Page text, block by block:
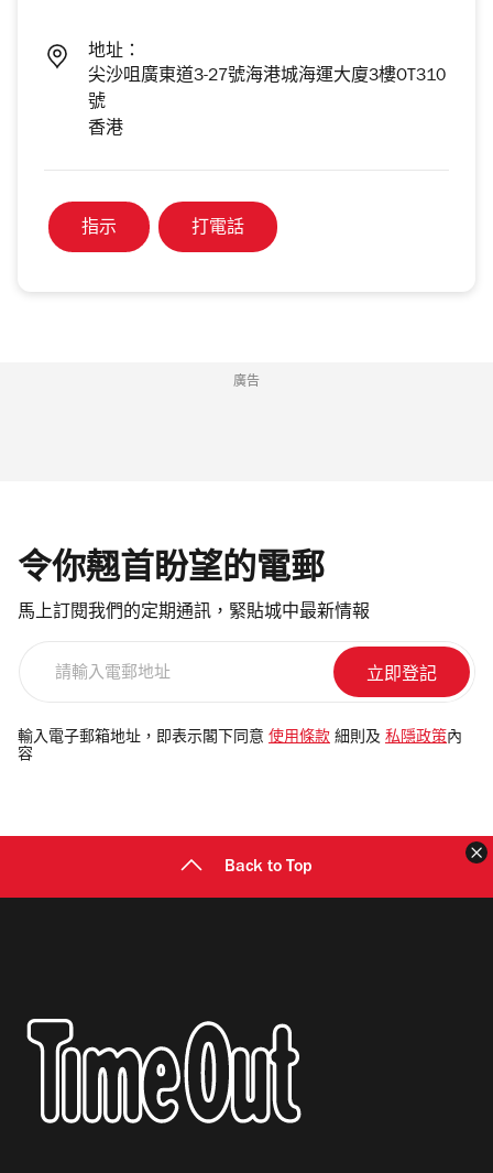
地址：
尖沙咀廣東道3-27號海港城海運大廈3樓OT310
號
香港
指示 打電話
廣告
令你翹首盼望的電郵
馬上訂閱我們的定期通訊，緊貼城中最新情報
電
郵
輸入電子郵箱地址，即表示閣下同意 使用條款 細則及 私隱政策 內
容
Back to Top